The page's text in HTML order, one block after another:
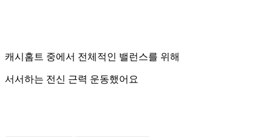
캐시홈트 중에서 전체적인 밸런스를 위해
서서하는 전신 근력 운동했어요